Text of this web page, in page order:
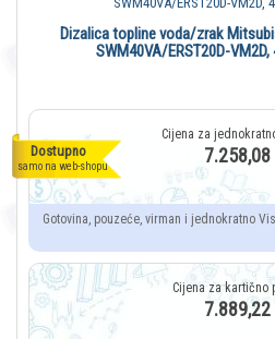
Dostupno
samo na web-shopu
Dizalica topline voda/zrak
SWM40VA/ERST20D-
7.258,08
Gotovina, pouzeće, virman i jednokratno
7.889,22